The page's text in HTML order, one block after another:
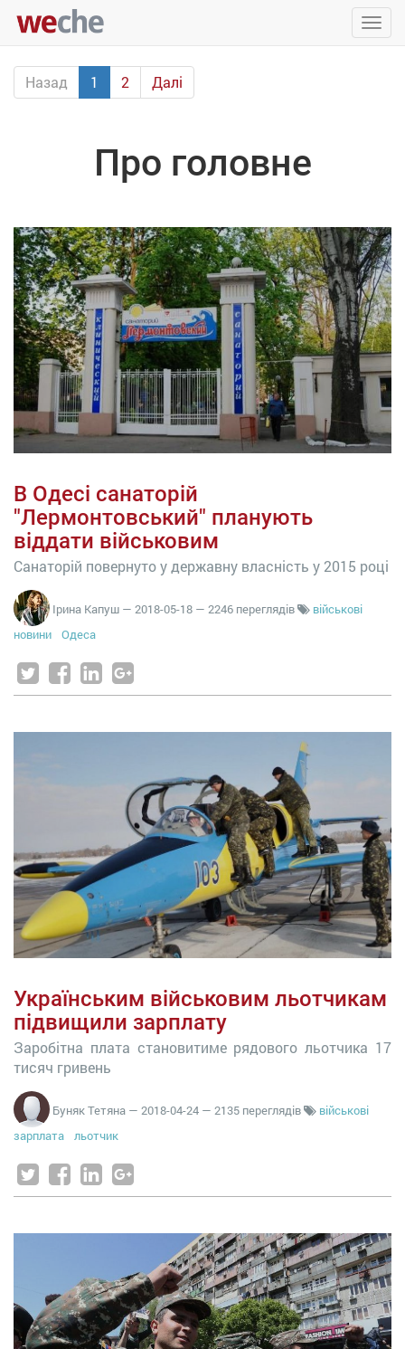
Назад
1 2 Далі
Про головне
В Одесі санаторій
"Лермонтовський" планують
віддати військовим
Санаторій повернуто у державну власність у 2015 році
Ірина Капуш — 2018-05-18 — 2246 переглядів
військові
новини
Одеса
Українським військовим льотчикам
підвищили зарплату
Заробітна плата становитиме рядового льотчика 17
тисяч гривень
Буняк Тетяна — 2018-04-24 — 2135 переглядів
військові
зарплата
льотчик